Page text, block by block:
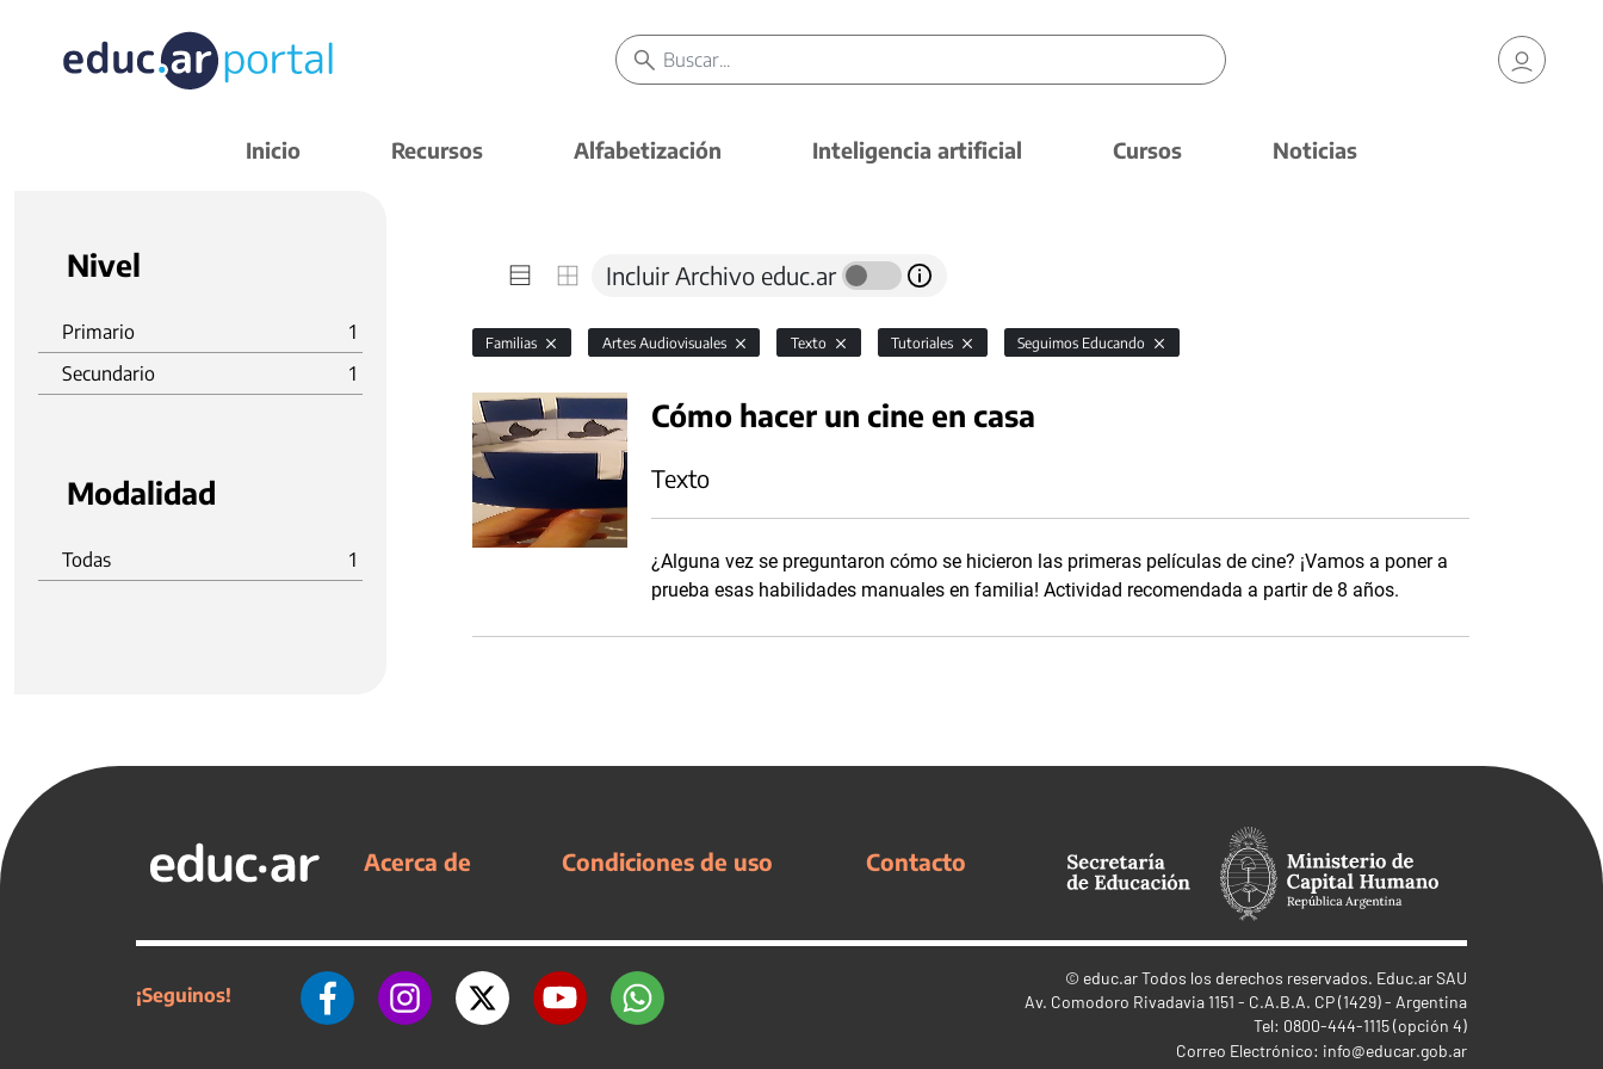
Inicio Recursos Alfabetización Inteligencia artificial Cursos Noticias
Nivel
Primario
1
Secundario
1
Modalidad
Todas 1
Incluir Archivo educ.ar
Familias Artes Audiovisuales Texto Tutoriales Seguimos Educando
Cómo hacer un cine en casa
Texto
¿Alguna vez se preguntaron cómo se hicieron las primeras películas de cine? ¡Vamos a poner a
prueba esas habilidades manuales en familia! Actividad recomendada a partir de 8 años.
Acerca de Condiciones de uso Contacto
¡Seguinos!
© educ.arTodos los derechos reservados. Educ.ar SAU
Av. Comodoro Rivadavia 1151 - C.A.B.A. CP (1429) - Argentina
Tel: 0800-444-1115 (opción 4)
Correo Electrónico: info@educar.gob.ar